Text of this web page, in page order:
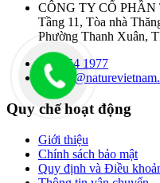
CÔNG TY CỔ PHẦN
Tầng 11, Tòa nhà
Phường Thanh Xuân,
090 254 1977
Quy chế hoạt động
Giới thiệu
Chính sách bảo mật
Quy định và Điều